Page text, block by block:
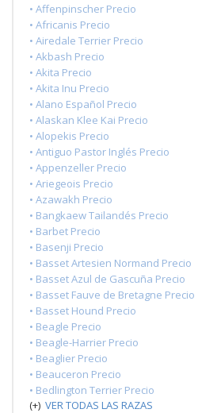
• Affenpinscher Precio
• Africanis Precio
• Airedale Terrier Precio
• Akbash Precio
• Akita Precio
• Akita Inu Precio
• Alano Español Precio
• Alaskan Klee Kai Precio
• Alopekis Precio
• Antiguo Pastor Inglés Precio
• Appenzeller Precio
• Ariegeois Precio
• Azawakh Precio
• Bangkaew Tailandés Precio
• Barbet Precio
• Basenji Precio
• Basset Artesien Normand Precio
• Basset Azul de Gascuña Precio
• Basset Fauve de Bretagne Precio
• Basset Hound Precio
• Beagle Precio
• Beagle-Harrier Precio
• Beaglier Precio
• Beauceron Precio
• Bedlington Terrier Precio
(+) VER TODAS LAS RAZAS